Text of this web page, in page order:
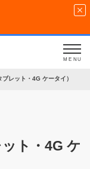
MENU
レット・4G ケータイ）
ト・4G ケ